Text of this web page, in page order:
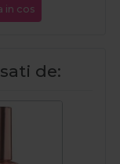
in cos
de: